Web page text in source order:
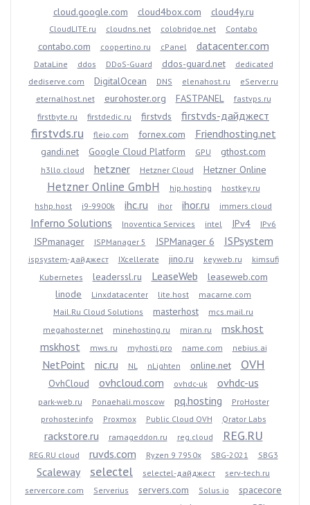
cloud.google.com cloud4box.com cloud4y.ru
CloudLITE.ru cloudns.net colobridge.net Contabo
contabo.com coopertino.ru cPanel datacenter.com
DataLine ddos DDoS-Guard ddos-guard.net
dedicated
dediserve.com
DigitalOcean DNS elenahost.ru
eServer.ru
eternalhost.net
eurohoster.org FASTPANEL
fastvps.ru
firstbyte.ru
firstdedic.ru firstvds firstvds-дайджест
firstvds.ru fleio.com fornex.com Friendhosting.net
gandi.net Google Cloud Platform GPU gthost.com
h3llo.cloud hetzner Hetzner Cloud Hetzner Online
Hetzner Online GmbH hip.hosting
hostkey.ru
hshp.host
i9-9900k ihc.ru ihor ihor.ru immers.cloud
Inferno Solutions Inoventica Services intel IPv4 IPv6
ISPmanager ISPManager 5 ISPManager 6 ISPsystem
ispsystem-дайджест IXcellerate jino.ru keyweb.ru
kimsufi
Kubernetes
leaderssl.ru LeaseWeb
leaseweb.com
linode
Linxdatacenter lite.host
macarne.com
Mail.Ru Cloud Solutions
masterhost
mcs.mail.ru
megahoster.net
minehosting.ru miran.ru
msk.host
mskhost
mws.ru myhosti.pro name.com nebius.ai
NetPoint nic.ru NL nLighten online.net OVH
OvhCloud ovhcloud.com ovhdc-uk ovhdc-us
park-web.ru Ponaehali.moscow pq.hosting
ProHoster
prohoster.info
Proxmox Public Cloud OVH Qrator Labs
rackstore.ru ramageddon.ru reg.cloud REG.RU
REG.RU cloud ruvds.com Ryzen 9 7950x SBG-2021 SBG3
Scaleway selectel selectel-дайджест
serv-tech.ru
servercore.com
Serverius servers.com Solus.io spacecore